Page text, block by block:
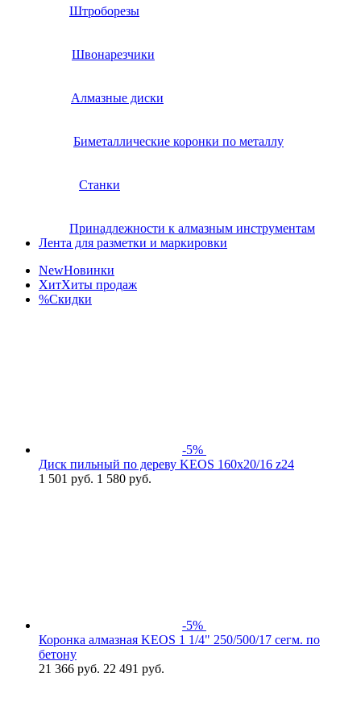
Штроборезы
Швонарезчики
Алмазные диски
Биметаллические коронки по металлу
Станки
Принадлежности к алмазным инструментам
Лента для разметки и маркировки
NewНовинки
ХитХиты продаж
%Скидки
-5%
Диск пильный по дереву KEOS 160x20/16 z24
1 501 руб. 1 580 руб.
-5%
Коронка алмазная KEOS 1 1/4" 250/500/17 сегм. по
бетону
21 366 руб. 22 491 руб.